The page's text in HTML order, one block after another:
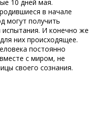
10 дней мая.
в начале
могут получить
И конечно же
них происходящее.
постоянно
с миром, не
своего сознания.